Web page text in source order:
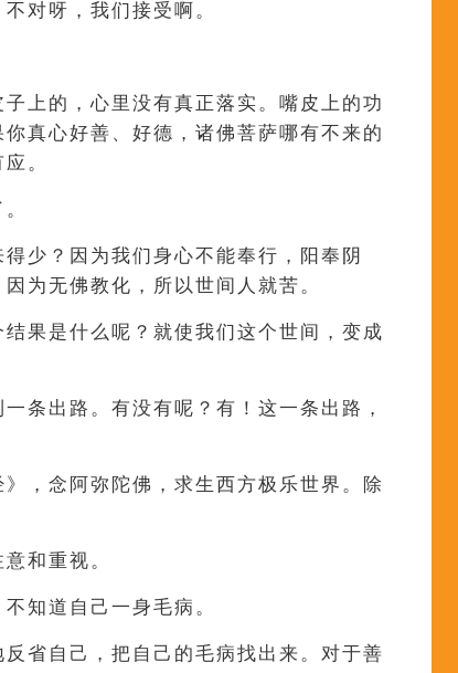
对呀，我们接受啊。
上的，心里没有真正落实。嘴皮上的功
真心好善、好德，诸佛菩萨哪有不来的
。
少？因为我们身心不能奉行，阳奉阴
为无佛教化，所以世间人就苦。
果是什么呢？就使我们这个世间，变成
条出路。有没有呢？有！这一条出路，
，念阿弥陀佛，求生西方极乐世界。除
和重视。
知道自己一身毛病。
省自己，把自己的毛病找出来。对于善